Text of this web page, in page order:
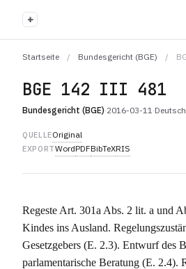
+
Startseite / Bundesgericht (BGE) /
BGE 142 III 481
Bundesgericht (BGE)·2016-03-11·Deutsch
QUELLEOriginal
EXPORTWordPDFBibTeXRIS
Regeste Art. 301a Abs. 2 lit. a und
Kindes ins Ausland.
Gesetzgebers (E. 2.3). Entwurf des
parlamentarische Beratung (E. 2.4).